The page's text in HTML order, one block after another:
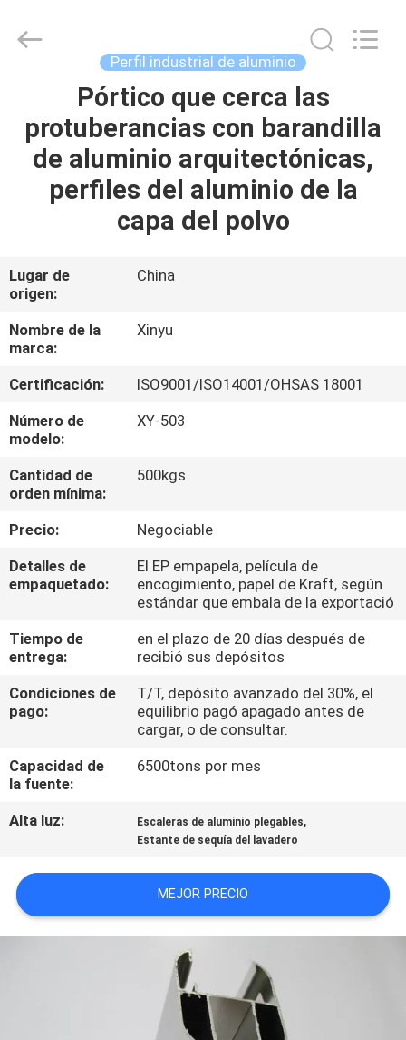
HOGAR
PRODUCTOS
SOBRE
NOSOTROS
VIAJE
DE
LA
FÁBRICA
CONTROL
DE
CALIDAD
ÉNTRENOS
EN
CONTACTO
CON
NOTICIAS
PIDA
UNA
CITA
INDUSTRY.
Perfil industrial de aluminio
Pórtico que cerca las
protuberancias con barandilla
de aluminio arquitectónicas,
perfiles del aluminio de la
capa del polvo
Lugar de
origen:
China
Nombre de la
marca:
Xinyu
Certificación:
ISO9001/ISO14001/OHSAS 18001
Número de
modelo:
XY-503
Cantidad de
orden mínima:
500kgs
Precio:
Negociable
Detalles de
empaquetado:
El EP empapela, película de
encogimiento, papel de Kraft, según
estándar que embala de la exportació
Tiempo de
entrega:
en el plazo de 20 días después de
recibió sus depósitos
Condiciones de
pago:
T/T, depósito avanzado del 30%, el
equilibrio pagó apagado antes de
cargar, o de consultar.
Capacidad de
la fuente:
6500tons por mes
Alta luz: Escaleras de aluminio plegables,
Estante de sequía del lavadero
MEJOR PRECIO